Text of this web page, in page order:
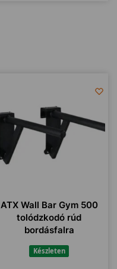
ATX Wall Bar Gym 500
tolódzkodó rúd
bordásfalra
Készleten